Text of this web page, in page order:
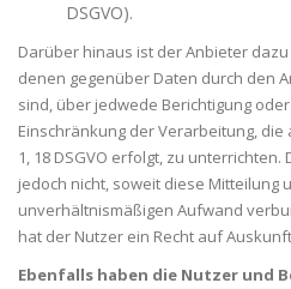
DSGVO).
Darüber hinaus ist der Anbieter
denen gegenüber Daten durch den
sind, über jedwede Berichtigung
Einschränkung der Verarbeitung, die
1, 18 DSGVO erfolgt, zu
jedoch nicht, soweit diese Mitteilung
unverhältnismäßigen Aufwand
hat der Nutzer ein Recht auf
Ebenfalls haben die Nutzer und